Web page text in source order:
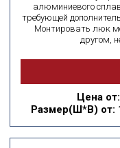
алюминиевого
требующей
Монтировать люк
другом,
Цена
Размер(Ш*В) от: